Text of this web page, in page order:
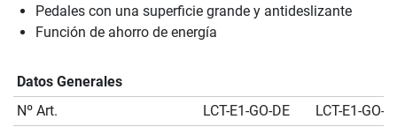
Pedales con una superficie grande y antideslizante
Función de ahorro de energía
Datos Generales
Nº Art.
LCT-E1-GO-DE
LCT-E1-GO-